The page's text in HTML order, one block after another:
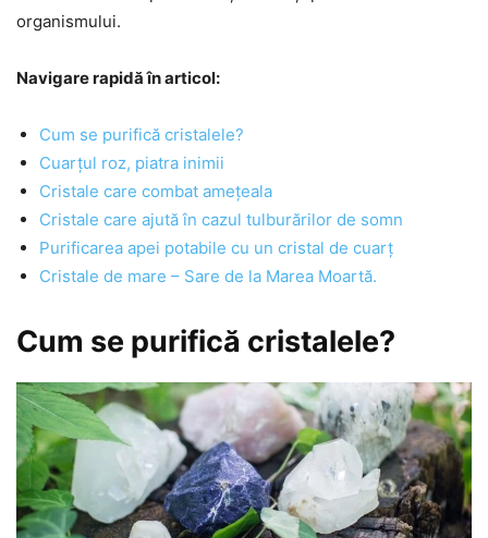
organismului.
Navigare rapidă în articol:
Cum se purifică cristalele?
Cuarțul roz, piatra inimii
Cristale care combat amețeala
Cristale care ajută în cazul tulburărilor de somn
Purificarea apei potabile cu un cristal de cuarț
Cristale de mare – Sare de la Marea Moartă.
Cum se purifică cristalele?